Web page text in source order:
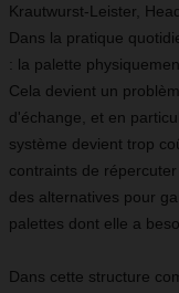
Krautwurst-Leister,
Dans la pratique
: la palette
Cela devient un
d'échange, et en
système devient trop
contraints de
des alternatives pour
palettes dont elle a
Dans cette structure